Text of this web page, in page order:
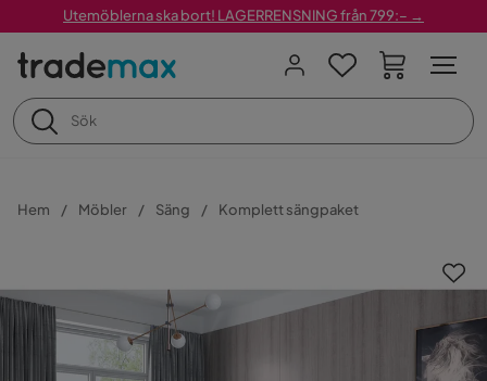
Utemöblerna ska bort! LAGERRENSNING från 799:– →
Hem Möbler Säng Komplett sängpaket